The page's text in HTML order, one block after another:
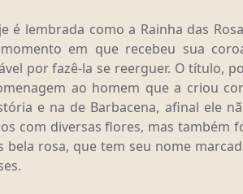
é lembrada como a Rainha das
em que recebeu sua
por fazê-la se reerguer. O título,
ao homem que a criou
e na de Barbacena, afinal ele
com diversas flores, mas também
rosa, que tem seu nome